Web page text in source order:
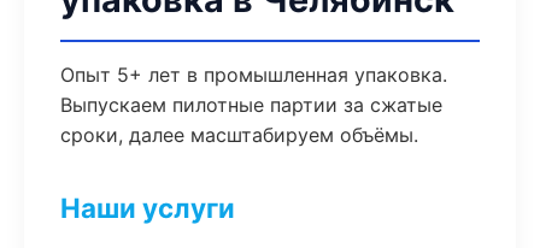
Опыт 5+ лет в промышленная упаковка.
Выпускаем пилотные партии за сжатые
сроки, далее масштабируем объёмы.
Наши услуги